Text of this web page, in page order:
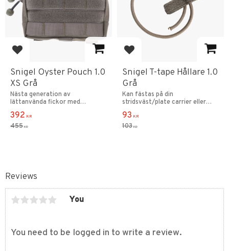
Reviews
You
Add to favorites
Snigel Oyster Pouch 1.0
XS Grå
Nästa generation av
lättanvända fickor med
dragkedja.
392 KR
455 KR
Add to favorites
Snigel T-tape Hållare 1.0
Grå
Kan fästas på din
stridsväst/plate carrier eller
väska.
93 KR
103 KR